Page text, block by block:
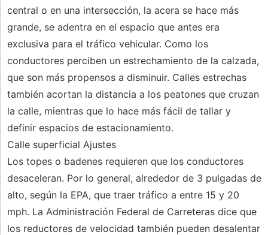
central o en una intersección, la acera se hace más
grande, se adentra en el espacio que antes era
exclusiva para el tráfico vehicular. Como los
conductores perciben un estrechamiento de la calzada,
que son más propensos a disminuir. Calles estrechas
también acortan la distancia a los peatones que cruzan
la calle, mientras que lo hace más fácil de tallar y
definir espacios de estacionamiento.
Calle superficial Ajustes
Los topes o badenes requieren que los conductores
desaceleran. Por lo general, alrededor de 3 pulgadas de
alto, según la EPA, que traer tráfico a entre 15 y 20
mph. La Administración Federal de Carreteras dice que
los reductores de velocidad también pueden desalentar